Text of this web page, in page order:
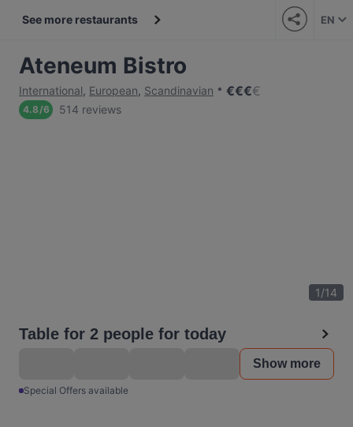
See more restaurants EN
Ateneum Bistro
International, European, Scandinavian €€€€
4.8/6 514 reviews
1/14
Table for 2 people for today
Show more
Special Offers available